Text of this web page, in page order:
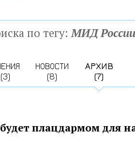
по тегу:МИД России
(3)
НОВОСТИ
(8)
АРХИВ
(7)
плацдармом для